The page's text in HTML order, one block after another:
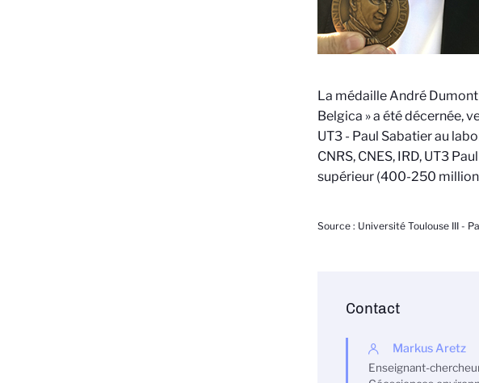
La médaille André
Belgica » a été décernée,
UT3 - Paul Sabatier au
CNRS, CNES, IRD, UT3
supérieur (400-250 million
Source : Université Toulouse III -
Contact
Markus Aretz
Enseignant-